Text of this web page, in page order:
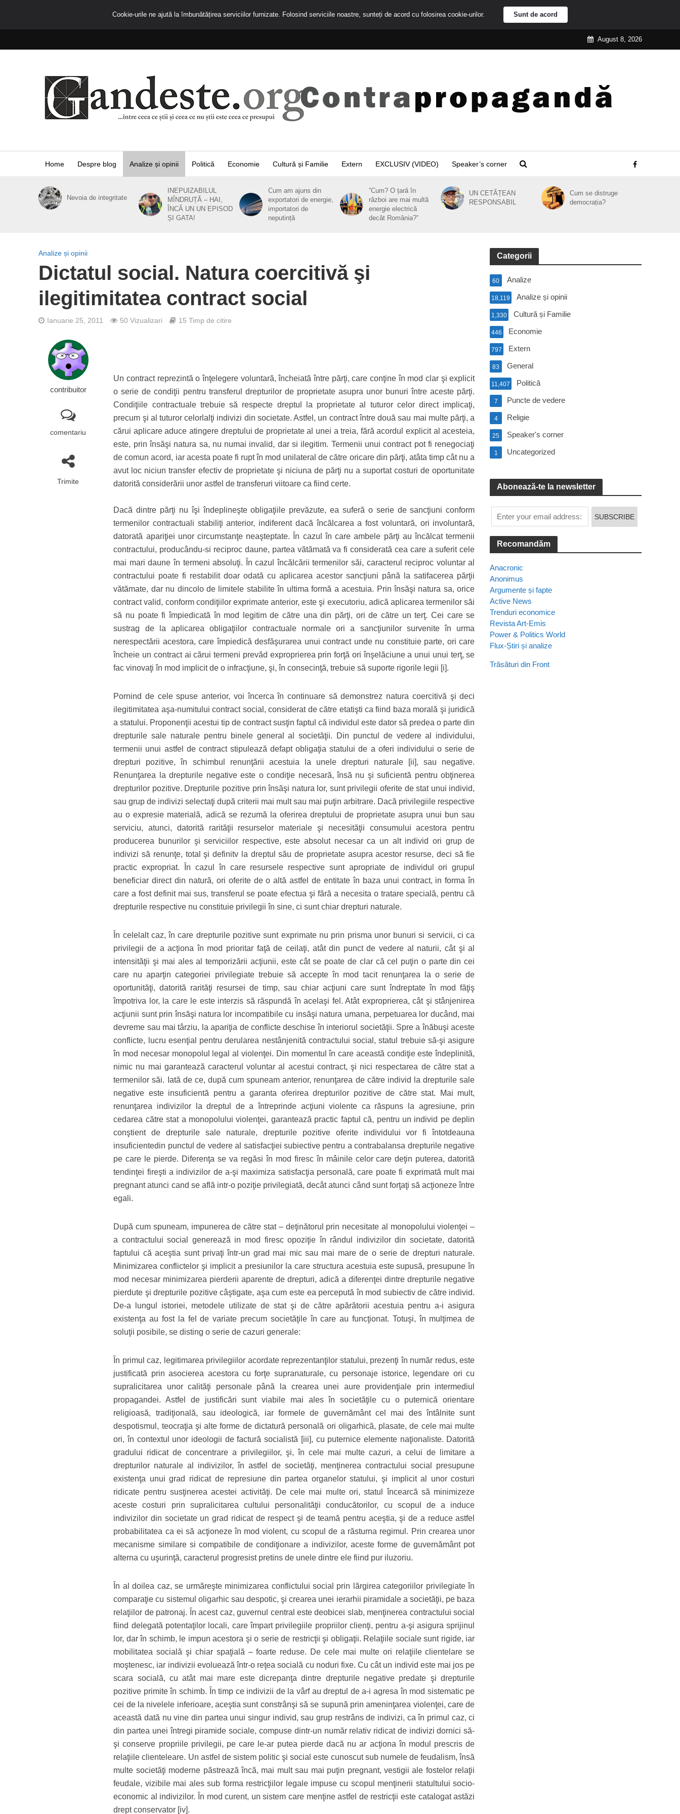
August 8, 2026
Home Despre blog Analize și opinii Politică Economie Cultură și Familie Extern EXCLUSIV (VIDEO) Speaker’s corner
Nevoia de integritate
INEPUIZABILUL
MÎNDRUȚĂ – HAI,
ÎNCĂ UN UN EPISOD
ȘI GATA!
Cum am ajuns din
exportatori de energie,
importatori de
neputință
”Cum? O țară în
război are mai multă
energie electrică
decât România?”
UN CETĂȚEAN
RESPONSABIL
Cum se distruge
democrația?
Analize și opinii
Dictatul social. Natura coercitivă şi
ilegitimitatea contract social
Ianuarie 25, 2011 50 Vizualizari 15 Timp de citire
contribuitor
comentariu
Trimite
Un contract reprezintă o înţelegere voluntară, încheiată între părţi, care conţine în mod clar şi explicit
o serie de condiţii pentru transferul drepturilor de proprietate asupra unor bunuri între aceste părţi.
Condiţiile contractuale trebuie să respecte dreptul la proprietate al tuturor celor direct implicaţi,
precum şi al tuturor celorlalţi indivizi din societate. Astfel, un contract între două sau mai multe părţi, a
cărui aplicare aduce atingere dreptului de proprietate al unei a treia, fără acordul explicit al acesteia,
este, prin însăşi natura sa, nu numai invalid, dar si ilegitim. Termenii unui contract pot fi renegociaţi
de comun acord, iar acesta poate fi rupt în mod unilateral de către oricare din părţi, atâta timp cât nu a
avut loc niciun transfer efectiv de proprietate şi niciuna de părţi nu a suportat costuri de oportunitate
datorită considerării unor astfel de transferuri viitoare ca fiind certe.
Dacă dintre părţi nu îşi îndeplineşte obligaţiile prevăzute, ea suferă o serie de sancţiuni conform
termenilor contractuali stabiliţi anterior, indiferent dacă încălcarea a fost voluntară, ori involuntară,
datorată apariţiei unor circumstanţe neaşteptate. În cazul în care ambele părţi au încălcat termenii
contractului, producându-si reciproc daune, partea vătămată va fi considerată cea care a suferit cele
mai mari daune în termeni absoluţi. În cazul încălcării termenilor săi, caracterul reciproc voluntar al
contractului poate fi restabilit doar odată cu aplicarea acestor sancţiuni până la satifacerea părţii
vătămate, dar nu dincolo de limitele stabilite în ultima formă a acestuia. Prin însăşi natura sa, orice
contract valid, conform condiţiilor exprimate anterior, este şi executoriu, adică aplicarea termenilor săi
să nu poate fi împiedicată în mod legitim de către una din părţi, ori de către un terţ. Cei care se
sustrag de la aplicarea obligaţiilor contractuale normale ori a sancţiunilor survenite în urma
nerespectării acestora, care împiedică desfăşurarea unui contract unde nu constituie parte, ori care
încheie un contract ai cărui termeni prevăd exproprierea prin forţă ori înşelăciune a unui unui terţ, se
fac vinovaţi în mod implicit de o infracţiune, şi, în consecinţă, trebuie să suporte rigorile legii [i].
Pornind de cele spuse anterior, voi încerca în continuare să demonstrez natura coercitivă şi deci
ilegitimitatea aşa-numitului contract social, considerat de către etatişti ca fiind baza morală şi juridică
a statului. Proponenţii acestui tip de contract susţin faptul că individul este dator să predea o parte din
drepturile sale naturale pentru binele general al societăţii. Din punctul de vedere al individului,
termenii unui astfel de contract stipulează defapt obligaţia statului de a oferi individului o serie de
drepturi pozitive, în schimbul renunţării acestuia la unele drepturi naturale [ii], sau negative.
Renunţarea la drepturile negative este o condiţie necesară, însă nu şi suficientă pentru obţinerea
drepturilor pozitive. Drepturile pozitive prin însăşi natura lor, sunt privilegii oferite de stat unui individ,
sau grup de indivizi selectaţi după criterii mai mult sau mai puţin arbitrare. Dacă privilegiile respective
au o expresie materială, adică se rezumă la oferirea dreptului de proprietate asupra unui bun sau
serviciu, atunci, datorită rarităţii resurselor materiale şi necesităţii consumului acestora pentru
producerea bunurilor şi serviciilor respective, este absolut necesar ca un alt individ ori grup de
indivizi să renunţe, total şi definitv la dreptul său de proprietate asupra acestor resurse, deci să fie
practic expropriat. În cazul în care resursele respective sunt apropriate de individul ori grupul
beneficiar direct din natură, ori oferite de o altă astfel de entitate în baza unui contract, in forma în
care a fost definit mai sus, transferul se poate efectua şi fără a necesita o tratare specială, pentru că
drepturile respective nu constituie privilegii în sine, ci sunt chiar drepturi naturale.
În celelalt caz, în care drepturile pozitive sunt exprimate nu prin prisma unor bunuri si servicii, ci ca
privilegii de a acţiona în mod prioritar faţă de ceilaţi, atât din punct de vedere al naturii, cât şi al
intensităţii şi mai ales al temporizării acţiunii, este cât se poate de clar că cel puţin o parte din cei
care nu aparţin categoriei privilegiate trebuie să accepte în mod tacit renunţarea la o serie de
oportunităţi, datorită rarităţi resursei de timp, sau chiar acţiuni care sunt îndreptate în mod făţiş
împotriva lor, la care le este interzis să răspundă în acelaşi fel. Atât exproprierea, cât şi stânjenirea
acţiunii sunt prin însăşi natura lor incompatibile cu insăşi natura umana, perpetuarea lor ducând, mai
devreme sau mai târziu, la apariţia de conflicte deschise în interiorul societăţii. Spre a înăbuşi aceste
conflicte, lucru esenţial pentru derularea nestânjenită contractului social, statul trebuie să-şi asigure
în mod necesar monopolul legal al violenţei. Din momentul în care această condiţie este îndeplinită,
nimic nu mai garantează caracterul voluntar al acestui contract, şi nici respectarea de către stat a
termenilor săi. Iată de ce, după cum spuneam anterior, renunţarea de către individ la drepturile sale
negative este insuficientă pentru a garanta oferirea drepturilor pozitive de către stat. Mai mult,
renunţarea indivizilor la dreptul de a întreprinde acţiuni violente ca răspuns la agresiune, prin
cedarea către stat a monopolului violenţei, garantează practic faptul că, pentru un individ pe deplin
conştient de drepturile sale naturale, drepturile pozitive oferite individului vor fi întotdeauna
insuficientedin punctul de vedere al satisfacţiei subiective pentru a contrabalansa drepturile negative
pe care le pierde. Diferenţa se va regăsi în mod firesc în mâinile celor care deţin puterea, datorită
tendinţei fireşti a indivizilor de a-şi maximiza satisfacţia personală, care poate fi exprimată mult mai
pregnant atunci cand se află intr-o poziţie privilegiată, decât atunci când sunt forţaţi să acţioneze între
egali.
După cum spuneam, impunerea de către stat – deţinătorul prin necesitate al monopolului violenţei –
a contractului social generează in mod firesc opoziţie în rândul indivizilor din societate, datorită
faptului că aceştia sunt privaţi într-un grad mai mic sau mai mare de o serie de drepturi naturale.
Minimizarea conflictelor şi implicit a presiunilor la care structura acestuia este supusă, presupune în
mod necesar minimizarea pierderii aparente de drepturi, adică a diferenţei dintre drepturile negative
pierdute şi drepturile pozitive câştigate, aşa cum este ea percepută în mod subiectiv de către individ.
De-a lungul istoriei, metodele utilizate de stat şi de către apărătorii acestuia pentru a-i asigura
existenţa au fost la fel de variate precum societăţile în care au funcţionat. Totuşi, în mulţimea de
soluţii posibile, se disting o serie de cazuri generale:
În primul caz, legitimarea privilegiilor acordate reprezentanţilor statului, prezenţi în număr redus, este
justificată prin asocierea acestora cu forţe supranaturale, cu personaje istorice, legendare ori cu
supralicitarea unor calităţi personale până la crearea unei aure providenţiale prin intermediul
propagandei. Astfel de justificări sunt viabile mai ales în societăţile cu o puternică orientare
religioasă, tradiţională, sau ideologică, iar formele de guvernământ cel mai des întâlnite sunt
despotismul, teocraţia şi alte forme de dictatură personală ori oligarhică, plasate, de cele mai multe
ori, în contextul unor ideologii de factură socialistă [iii], cu puternice elemente naţionaliste. Datorită
gradului ridicat de concentrare a privilegiilor, şi, în cele mai multe cazuri, a celui de limitare a
drepturilor naturale al indivizilor, în astfel de societăţi, menţinerea contractului social presupune
existenţa unui grad ridicat de represiune din partea organelor statului, şi implicit al unor costuri
ridicate pentru susţinerea acestei activităţi. De cele mai multe ori, statul încearcă să minimizeze
aceste costuri prin supralicitarea cultului personalităţii conducătorilor, cu scopul de a induce
indivizilor din societate un grad ridicat de respect şi de teamă pentru aceştia, şi de a reduce astfel
probabilitatea ca ei să acţioneze în mod violent, cu scopul de a răsturna regimul. Prin crearea unor
mecanisme similare si compatibile de condiţionare a indivizilor, aceste forme de guvernământ pot
alterna cu uşurinţă, caracterul progresist pretins de unele dintre ele fiind pur iluzoriu.
În al doilea caz, se urmăreşte minimizarea conflictului social prin lărgirea categoriilor privilegiate în
comparaţie cu sistemul oligarhic sau despotic, şi crearea unei ierarhii piramidale a societăţii, pe baza
relaţiilor de patronaj. În acest caz, guvernul central este deobicei slab, menţinerea contractului social
fiind delegată potentaţilor locali, care împart privilegiile propriilor clienţi, pentru a-şi asigura sprijinul
lor, dar în schimb, le impun acestora şi o serie de restricţii şi obligaţii. Relaţiile sociale sunt rigide, iar
mobilitatea socială şi chiar spaţială – foarte reduse. De cele mai multe ori relaţiile clientelare se
moştenesc, iar indivizii evoluează într-o reţea socială cu noduri fixe. Cu cât un individ este mai jos pe
scara socială, cu atât mai mare este dicrepanţa dintre drepturile negative predate şi drepturile
pozitive primite în schimb. În timp ce indivizii de la vârf au dreptul de a-i agresa în mod sistematic pe
cei de la nivelele inferioare, aceştia sunt constrânşi să se supună prin ameninţarea violenţei, care de
această dată nu vine din partea unui singur individ, sau grup restrâns de indivizi, ca în primul caz, ci
din partea unei întregi piramide sociale, compuse dintr-un număr relativ ridicat de indivizi dornici să-
şi conserve propriile privilegii, pe care le-ar putea pierde dacă nu ar acţiona în modul prescris de
relaţiile clienteleare. Un astfel de sistem politic şi social este cunoscut sub numele de feudalism, însă
multe societăţi moderne păstrează încă, mai mult sau mai puţin pregnant, vestigii ale fostelor relaţii
feudale, vizibile mai ales sub forma restricţiilor legale impuse cu scopul menţinerii statultului socio-
economic al indivizilor. În mod curent, un sistem care menţine astfel de restricţii este catalogat astăzi
drept conservator [iv].
Categorii
Analize
60
Analize și opinii
18,119
Cultură și Familie
1,330
Economie
446
Extern
797
General
83
Politică
11,407
Puncte de vedere
7
Religie
4
Speaker's corner
25
Uncategorized
1
Abonează-te la newsletter
Recomandăm
Anacronic
Anonimus
Argumente și fapte
Active News
Trenduri economice
Revista Art-Emis
Power & Politics World
Flux-Știri și analize
Trăsături din Front
Cookie-urile ne ajută la îmbunătățirea serviciilor furnizate. Folosind serviciile noastre, sunteți de acord cu folosirea cookie-urilor. Sunt de acord